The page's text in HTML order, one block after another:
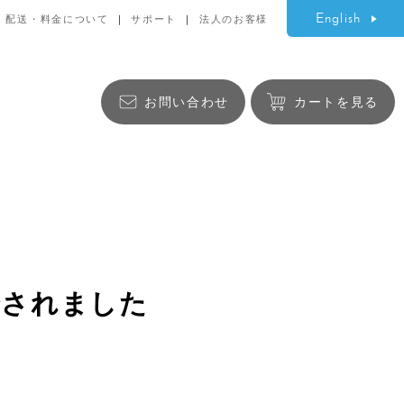
配送・料金について サポート 法人のお客様 English
お問い合わせ カートを見る
れました